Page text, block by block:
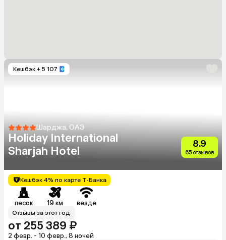
Кешбэк + 5 107
Шарджа, ОАЭ
Holiday International
Sharjah Hotel
8.9
65 отзывов
Кешбэк 4% по карте Т-Банка
песок 19 км везде
Отзывы за этот год
от 255 389 ₽
2 февр. - 10 февр., 8 ночей